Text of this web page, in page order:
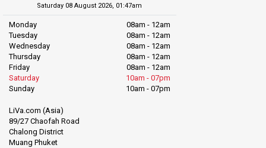
Saturday 08 August 2026, 01:47am
Monday
08am - 12am
Tuesday
08am - 12am
Wednesday
08am - 12am
Thursday
08am - 12am
Friday
08am - 12am
Saturday
10am - 07pm
Sunday
10am - 07pm
LiVa.com (Asia)
89/27 Chaofah Road
Chalong District
Muang Phuket